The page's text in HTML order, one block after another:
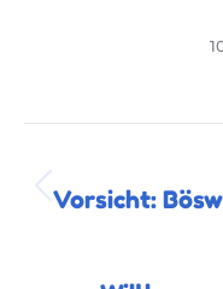
Vorsicht: